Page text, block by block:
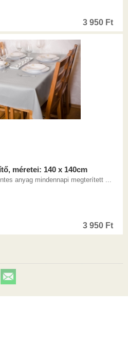
3 950 Ft
méretei: 140 x 140cm
anyag mindennapi megterített ...
3 950 Ft